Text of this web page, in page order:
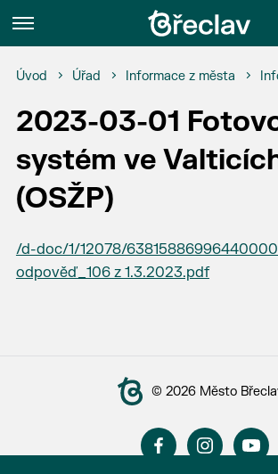
Menu
Úvod Úřad Informace z města
2023-03-01
systém ve
(OSŽP)
/d-doc/1/12078/
odpověď_106 z 1.3.2023.pdf
© 2026 Město